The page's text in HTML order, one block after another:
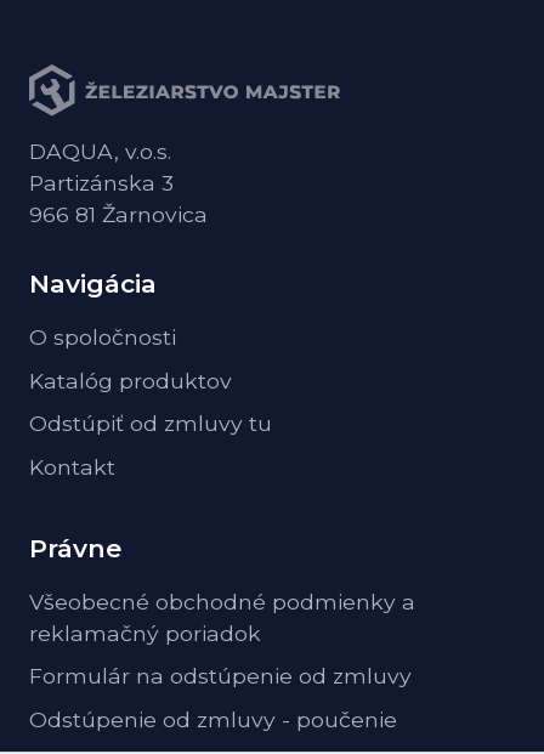
DAQUA, v.o.s.
Partizánska 3
966 81 Žarnovica
Navigácia
O spoločnosti
Katalóg produktov
Odstúpiť od zmluvy tu
Kontakt
Právne
Všeobecné obchodné podmienky a
reklamačný poriadok
Formulár na odstúpenie od zmluvy
Odstúpenie od zmluvy - poučenie